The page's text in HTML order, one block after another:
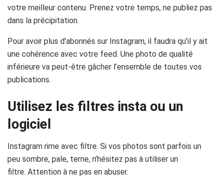
votre meilleur contenu. Prenez votre temps, ne publiez pas
dans la précipitation.
Pour avoir plus d’abonnés sur Instagram, il faudra qu’il y ait
une cohérence avec votre feed. Une photo de qualité
inférieure va peut-être gâcher l’ensemble de toutes vos
publications.
Utilisez les filtres insta ou un
logiciel
Instagram rime avec filtre. Si vos photos sont parfois un
peu sombre, pale, terne, n’hésitez pas à utiliser un
filtre. Attention à ne pas en abuser.